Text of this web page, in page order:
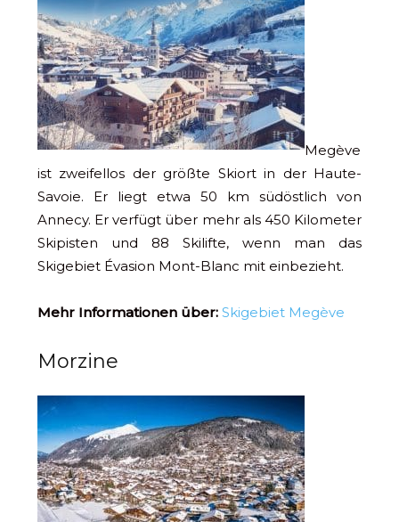
Megève
ist zweifellos der größte Skiort in der Haute-
Savoie. Er liegt etwa 50 km südöstlich von
Annecy. Er verfügt über mehr als 450 Kilometer
Skipisten und 88 Skilifte, wenn man das
Skigebiet Évasion Mont-Blanc mit einbezieht.
Mehr Informationen über: Skigebiet Megève
Morzine